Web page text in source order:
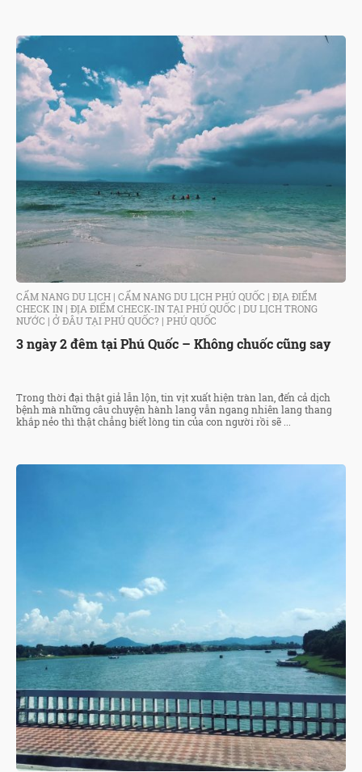
CẨM NANG DU LỊCH | CẨM NANG DU LỊCH PHÚ QUỐC | ĐỊA ĐIỂM
CHECK IN | ĐỊA ĐIỂM CHECK-IN TẠI PHÚ QUỐC | DU LỊCH TRONG
NƯỚC | Ở ĐÂU TẠI PHÚ QUỐC? | PHÚ QUỐC
3 ngày 2 đêm tại Phú Quốc – Không chuốc cũng say
Trong thời đại thật giả lẫn lộn, tin vịt xuất hiện tràn lan, đến cả dịch
bệnh mà những câu chuyện hành lang vẫn ngang nhiên lang thang
khắp nẻo thì thật chẳng biết lòng tin của con người rồi sẽ ...